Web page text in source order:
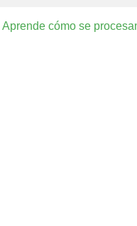
Aprende cómo se